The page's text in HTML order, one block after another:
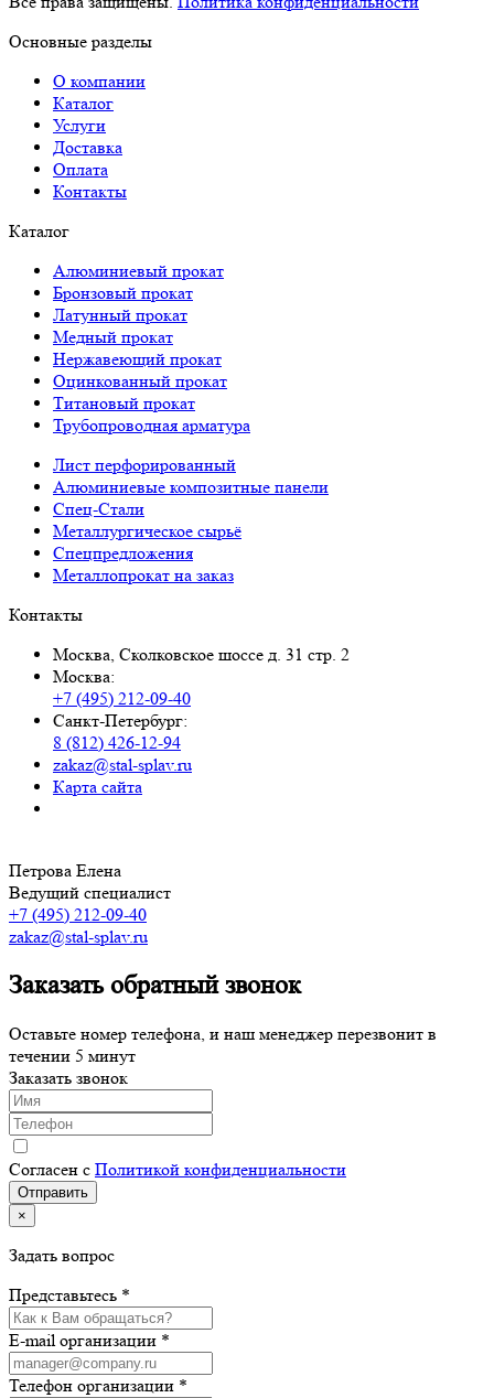
Основные разделы
О компании
Каталог
Услуги
Доставка
Оплата
Контакты
Каталог
Алюминиевый прокат
Бронзовый прокат
Латунный прокат
Медный прокат
Нержавеющий прокат
Оцинкованный прокат
Титановый прокат
Трубопроводная арматура
Лист перфорированный
Алюминиевые композитные панели
Спец-Стали
Металлургическое сырьё
Спецпредложения
Металлопрокат на заказ
Контакты
Москва, Сколковское шоссе д. 31 стр. 2
Москва:
+7 (495) 212-09-40
Санкт-Петербург:
8 (812) 426-12-94
zakaz@stal-splav.ru
Карта сайта
Петрова Елена
Ведущий специалист
+7 (495) 212-09-40
zakaz@stal-splav.ru
Заказать обратный звонок
Оставьте номер телефона, и наш менеджер перезвонит в
течении 5 минут
Заказать звонок
Согласен с Политикой конфиденциальности
×
Задать вопрос
Представьтесь *
E-mail организации *
Телефон организации *